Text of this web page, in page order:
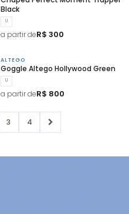
Black
U
a partir deR$ 300
ALTEGO
Goggle Altego Hollywood Green
U
a partir deR$ 800
3 4